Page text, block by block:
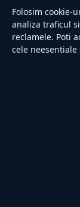
Sănătate
Utile
RUBRICI
Folosim
analiza traficul
reclamele. Poti
cele